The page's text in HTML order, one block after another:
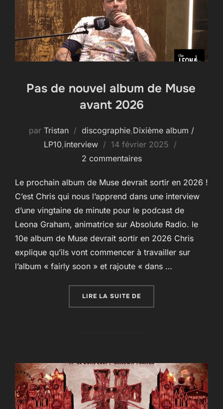
Pas de nouvel album de Muse
avant 2026
par Tristan discographie,Dixième album /
LP10,interview
Publié
le
14 février 2025
2 commentaires
Le prochain album de Muse devrait sortir en 2026 !
C’est Chris qui nous l’apprend dans une interview
d’une vingtaine de minute pour le podcast de
Leona Graham, animatrice sur Absolute Radio. le
10e album de Muse devrait sortir en 2026 Chris
explique qu’ils vont commencer à travailler sur
l’album « fairly soon » et rajoute « dans …
LIRE LA SUITE DE